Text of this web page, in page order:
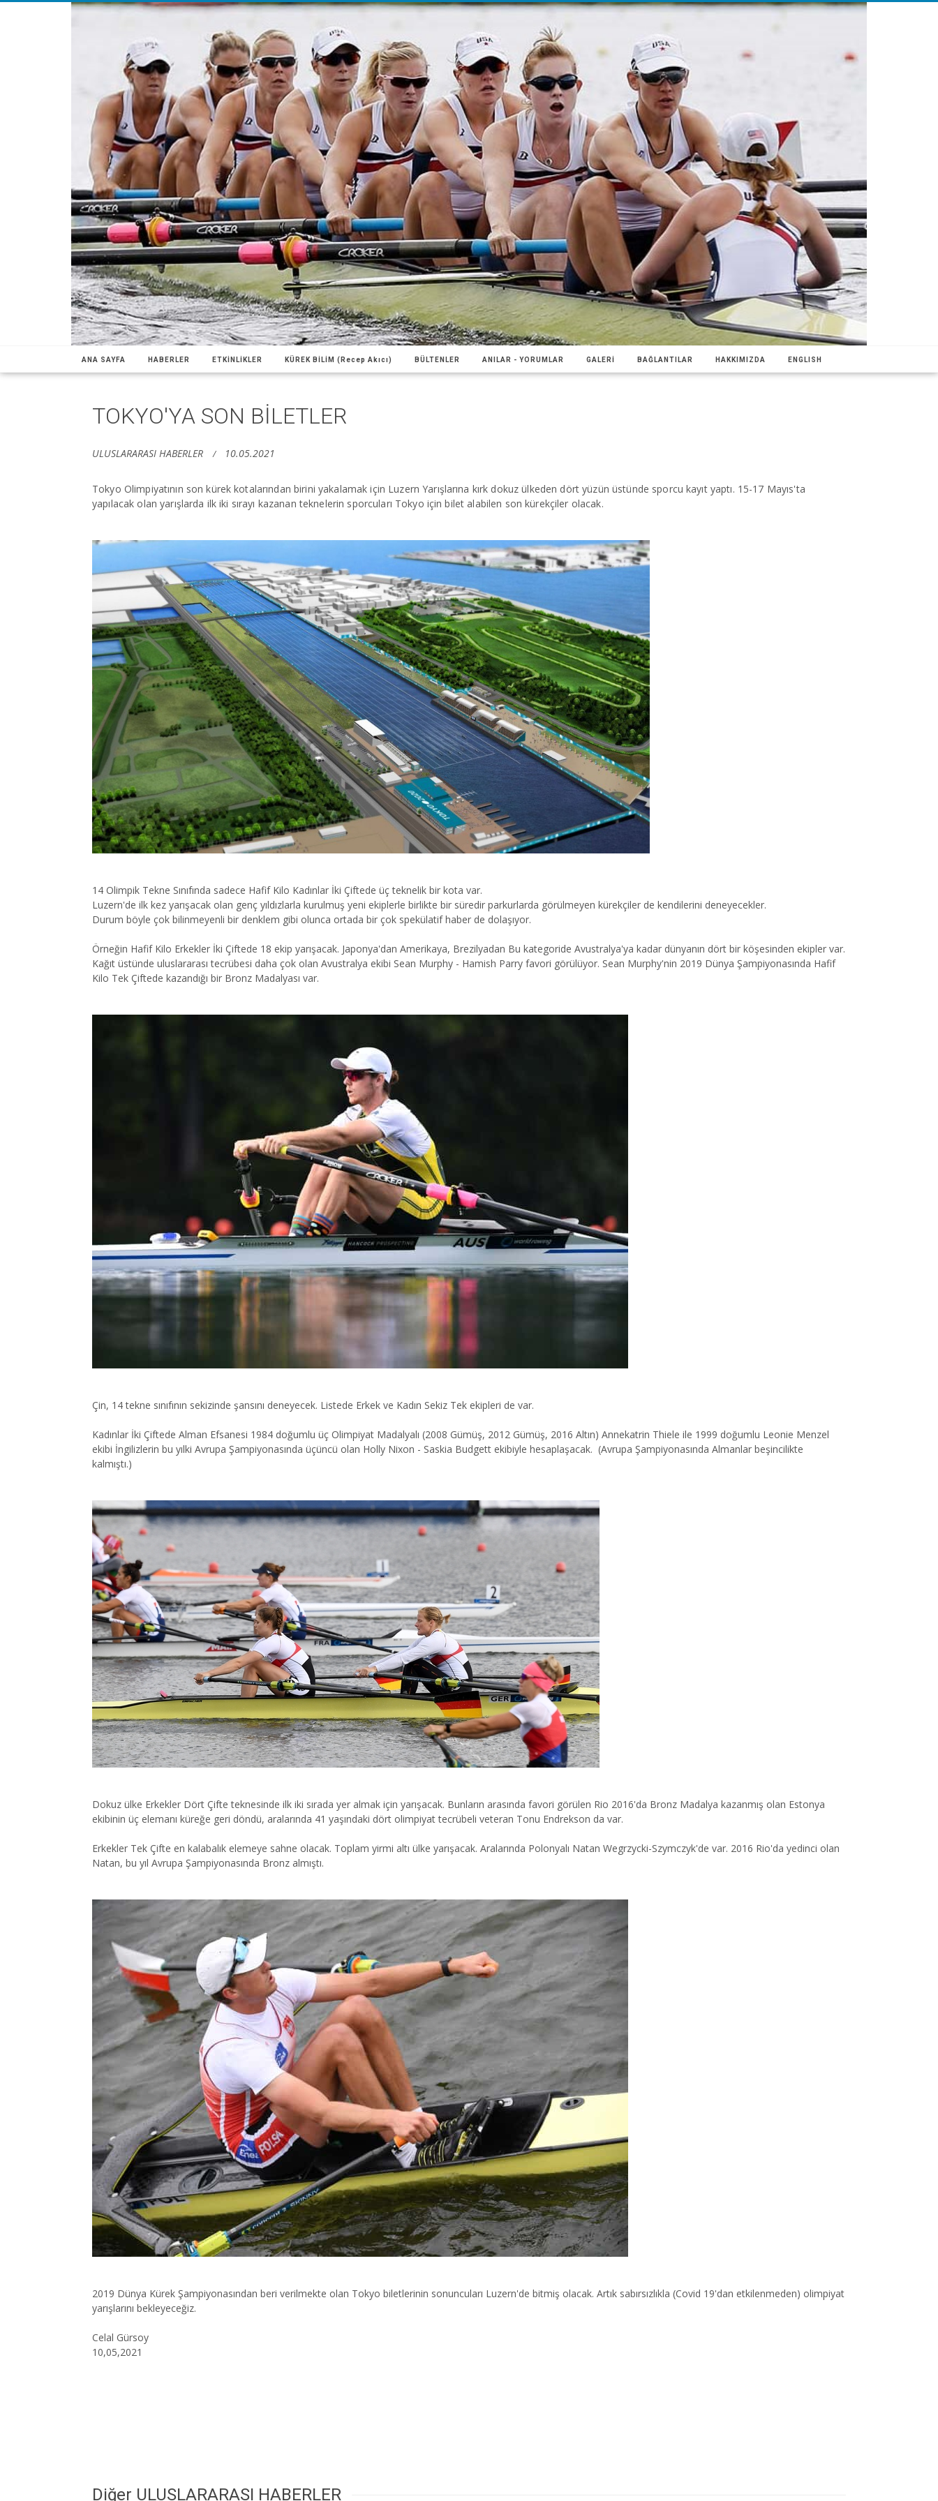
ANA SAYFA HABERLER ETKİNLİKLER KÜREK BİLİM (Recep Akıcı) BÜLTENLER ANILAR - YORUMLAR GALERİ BAĞLANTILAR HAKKIMIZDA ENGLISH
TOKYO'YA SON BİLETLER
ULUSLARARASI HABERLER 10.05.2021
Tokyo Olimpiyatının son kürek kotalarından birini yakalamak için Luzern Yarışlarına kırk dokuz ülkeden dört yüzün üstünde sporcu kayıt yaptı. 15-17 Mayıs'ta
yapılacak olan yarışlarda ilk iki sırayı kazanan teknelerin sporcuları Tokyo için bilet alabilen son kürekçiler olacak.
14 Olimpik Tekne Sınıfında sadece Hafif Kilo Kadınlar İki Çiftede üç teknelik bir kota var.
Luzern'de ilk kez yarışacak olan genç yıldızlarla kurulmuş yeni ekiplerle birlikte bir süredir parkurlarda görülmeyen kürekçiler de kendilerini deneyecekler.
Durum böyle çok bilinmeyenli bir denklem gibi olunca ortada bir çok spekülatif haber de dolaşıyor.
Örneğin Hafif Kilo Erkekler İki Çiftede 18 ekip yarışacak. Japonya'dan Amerikaya, Brezilyadan Bu kategoride Avustralya'ya kadar dünyanın dört bir köşesinden ekipler var.
Kağıt üstünde uluslararası tecrübesi daha çok olan Avustralya ekibi Sean Murphy - Hamish Parry favori görülüyor. Sean Murphy'nin 2019 Dünya Şampiyonasında Hafif
Kilo Tek Çiftede kazandığı bir Bronz Madalyası var.
Çin, 14 tekne sınıfının sekizinde şansını deneyecek. Listede Erkek ve Kadın Sekiz Tek ekipleri de var.
Kadınlar İki Çiftede Alman Efsanesi 1984 doğumlu üç Olimpiyat Madalyalı (2008 Gümüş, 2012 Gümüş, 2016 Altın) Annekatrin Thiele ile 1999 doğumlu Leonie Menzel
ekibi İngilizlerin bu yılki Avrupa Şampiyonasında üçüncü olan Holly Nixon - Saskia Budgett ekibiyle hesaplaşacak. (Avrupa Şampiyonasında Almanlar beşincilikte
kalmıştı.)
Dokuz ülke Erkekler Dört Çifte teknesinde ilk iki sırada yer almak için yarışacak. Bunların arasında favori görülen Rio 2016'da Bronz Madalya kazanmış olan Estonya
ekibinin üç elemanı küreğe geri döndü, aralarında 41 yaşındaki dört olimpiyat tecrübeli veteran Tonu Endrekson da var.
Erkekler Tek Çifte en kalabalık elemeye sahne olacak. Toplam yirmi altı ülke yarışacak. Aralarında Polonyalı Natan Wegrzycki-Szymczyk'de var. 2016 Rio'da yedinci olan
Natan, bu yıl Avrupa Şampiyonasında Bronz almıştı.
2019 Dünya Kürek Şampiyonasından beri verilmekte olan Tokyo biletlerinin sonuncuları Luzern'de bitmiş olacak. Artık sabırsızlıkla (Covid 19'dan etkilenmeden) olimpiyat
yarışlarını bekleyeceğiz.
Celal Gürsoy
10,05,2021
Diğer ULUSLARARASI HABERLER